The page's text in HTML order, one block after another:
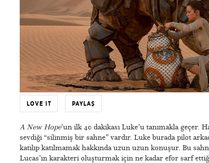
LOVE IT PAYLAŞ
A New Hope’un ilk 40 dakikası Luke’u tanımakla
sevdiği “silinmiş bir sahne” vardır. Luke burada pilot
katılıp katılmamak hakkında uzun uzun konuşur. Bu
Lucas’ın karakteri oluşturmak için ne kadar efor sarf